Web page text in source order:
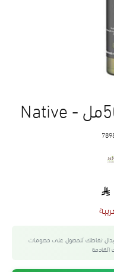
نقاطك للحصول على خصومات